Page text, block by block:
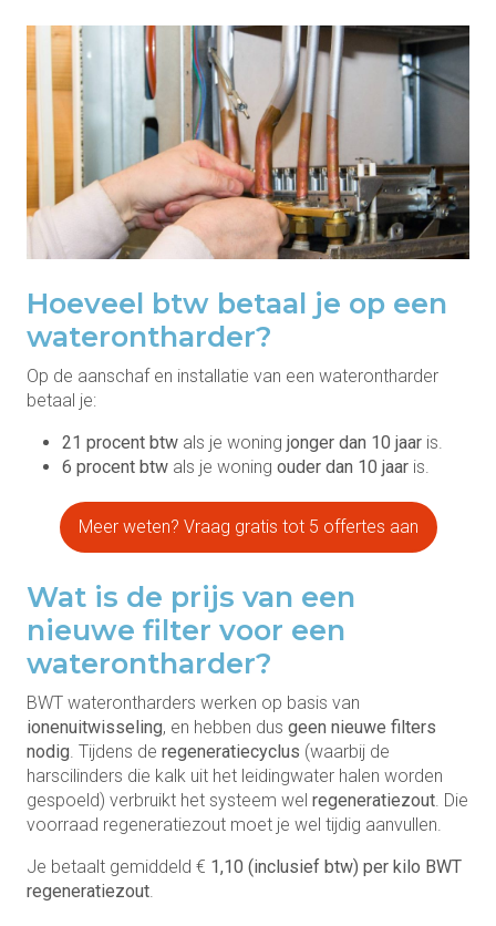
Hoeveel btw betaal je op een
waterontharder?
Op de aanschaf en installatie van een waterontharder
betaal je:
21 procent btw als je woning jonger dan 10 jaar is.
6 procent btw als je woning ouder dan 10 jaar is.
Meer weten? Vraag gratis tot 5 offertes aan
Wat is de prijs van een
nieuwe filter voor een
waterontharder?
BWT waterontharders werken op basis van
ionenuitwisseling, en hebben dus geen nieuwe filters
nodig . Tijdens de regeneratiecyclus (waarbij de
harscilinders die kalk uit het leidingwater halen worden
gespoeld) verbruikt het systeem wel regeneratiezout . Die
voorraad regeneratiezout moet je wel tijdig aanvullen.
Je betaalt gemiddeld € 1,10 (inclusief btw) per kilo BWT
regeneratiezout